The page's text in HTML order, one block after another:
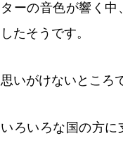
ターの音色が響く
したそうです。
思いがけないところ
いろいろな国の方に